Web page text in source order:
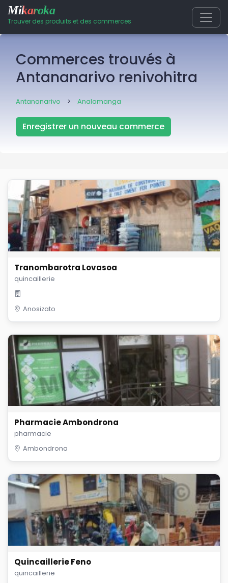
Mikaroka
Trouver des produits et des commerces
Commerces trouvés à
Antananarivo renivohitra
Antananarivo > Analamanga
Enregistrer un nouveau commerce
Tranombarotra Lovasoa
quincaillerie
Anosizato
Pharmacie Ambondrona
pharmacie
Ambondrona
Quincaillerie Feno
quincaillerie